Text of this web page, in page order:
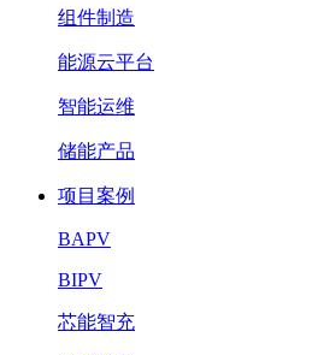
组件制造
能源云平台
智能运维
储能产品
项目案例
BAPV
BIPV
芯能智充